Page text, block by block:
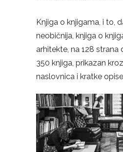
Knjiga o knjigama, i to,
neobičnija, knjiga o
arhitekte, na 128 strana
350 knjiga, prikazan
naslovnica i kratke